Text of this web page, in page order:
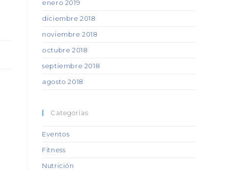
enero 2019
diciembre 2018
noviembre 2018
octubre 2018
septiembre 2018
agosto 2018
Categorías
Eventos
Fitness
Nutrición